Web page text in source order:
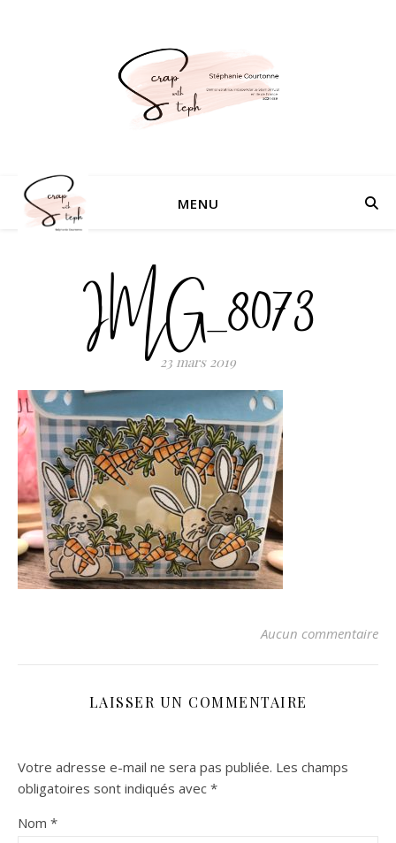
MENU
IMG_8073
23 mars 2019
Aucun commentaire
LAISSER UN COMMENTAIRE
Votre adresse e-mail ne sera pas publiée. Les champs
obligatoires sont indiqués avec *
Nom *